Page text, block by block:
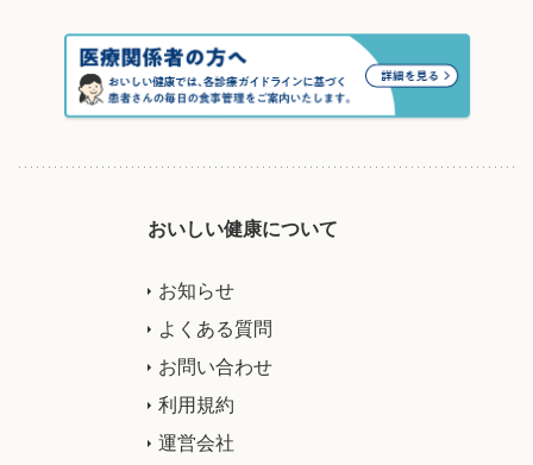
おいしい健康について
お知らせ
よくある質問
お問い合わせ
利用規約
運営会社